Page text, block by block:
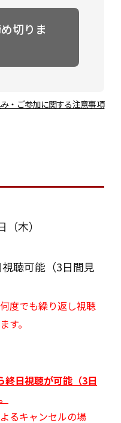
切りま
・ご参加に関する注意事項
木）
聴可能（3日間見
度でも繰り返し視聴
す。
終日視聴が可能（3日
るキャンセルの場